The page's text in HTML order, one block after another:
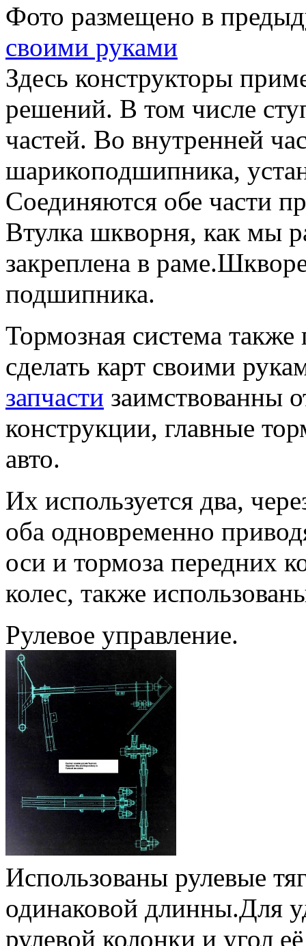
Фото размещено в
своими руками
Здесь конструкторы
решений. В том числе
частей. Во внутренней
шарикоподшипника,
Соединяются обе части
Втулка шкворня, как мы
закреплена в
подшипника.
Тормозная система
сделать карт своими
запчасти заимствованны
конструкции, главные
авто.
Их используется два,
оба одновременно
оси и тормоза передних
колес, также
Рулевое управление.
Использованы рулевые
одинаковой длинны.Для
рулевой колонки и угол